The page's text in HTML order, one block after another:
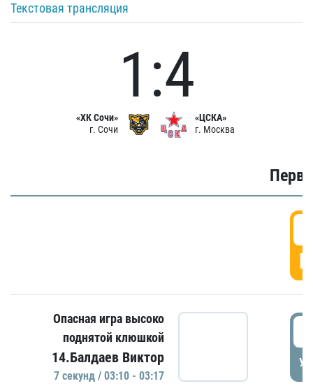
Текстовая трансляция
«ХК Сочи»
г. Сочи
1:4
«ЦСКА»
г. Москва
Опасная игра высоко
поднятой клюшкой
14.Балдаев Виктор
7 секунд / 03:10 - 03:17